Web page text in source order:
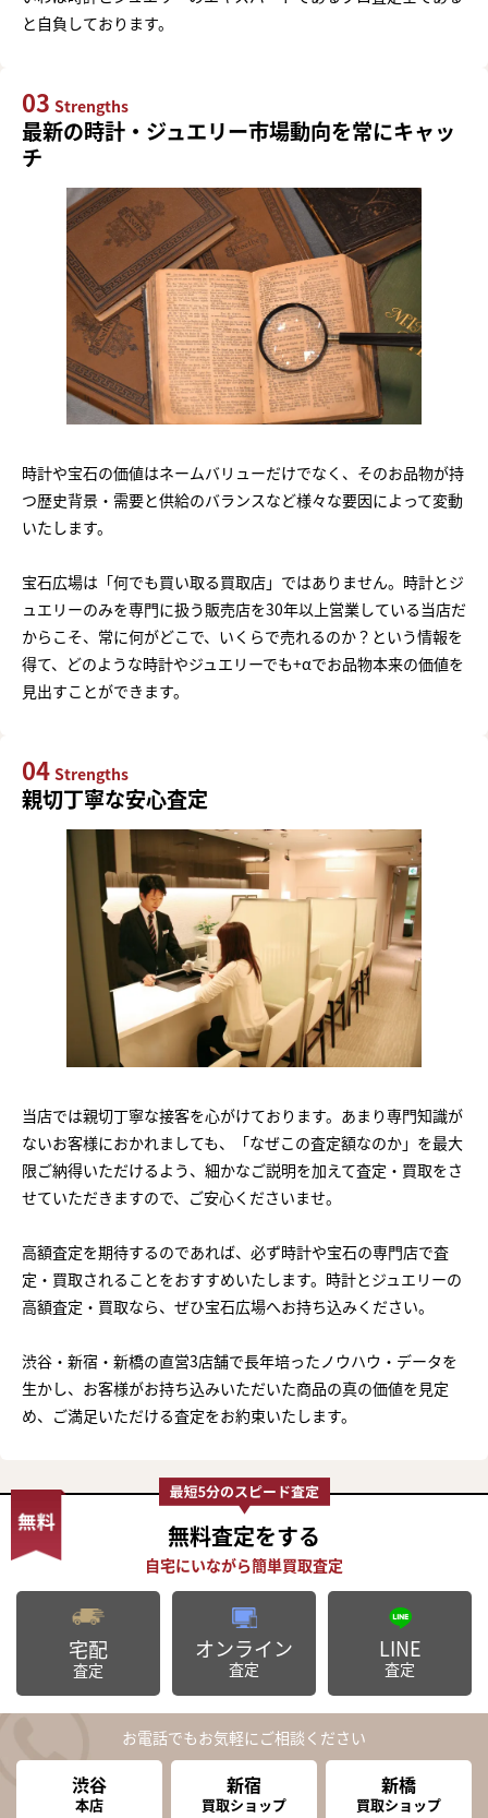
と自負しております。
03 Strengths
最新の時計・ジュエリー市場動向を常にキャッ
チ
時計や宝石の価値はネームバリューだけでなく、そのお品物が持
つ歴史背景・需要と供給のバランスなど様々な要因によって変動
いたします。
宝石広場は「何でも買い取る買取店」ではありません。時計とジ
ュエリーのみを専門に扱う販売店を30年以上営業している当店だ
からこそ、常に何がどこで、いくらで売れるのか？という情報を
得て、どのような時計やジュエリーでも+αでお品物本来の価値を
見出すことができます。
04 Strengths
親切丁寧な安心査定
当店では親切丁寧な接客を心がけております。あまり専門知識が
ないお客様におかれましても、「なぜこの査定額なのか」を最大
限ご納得いただけるよう、細かなご説明を加えて査定・買取をさ
せていただきますので、ご安心くださいませ。
高額査定を期待するのであれば、必ず時計や宝石の専門店で査
定・買取されることをおすすめいたします。時計とジュエリーの
高額査定・買取なら、ぜひ宝石広場へお持ち込みください。
渋谷・新宿・新橋の直営3店舗で長年培ったノウハウ・データを
生かし、お客様がお持ち込みいただいた商品の真の価値を見定
め、ご満足いただける査定をお約束いたします。
無料査定をする
宅配
査定
オンライン
査定
LINE
査定
お電話でもお気軽にご相談ください
渋谷
本店
新宿
買取ショップ
新橋
買取ショップ